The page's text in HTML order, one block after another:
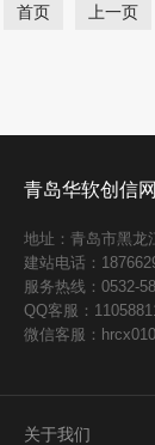
首页 上一页
青岛华软创信
地址：青岛市黑龙
建站电话：
服务热线：0532-
QQ客服：
微信客服：hrcx010
关于我们